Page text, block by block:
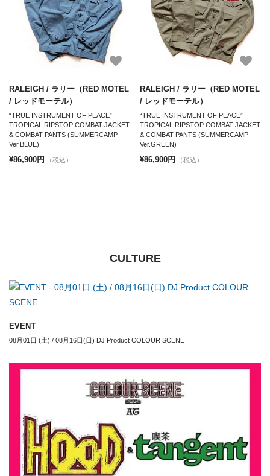
RALEIGH / ラリー（RED MOTEL
/ レッドモーテル）
“TRUE INSTRUMENT OF PEACE”
TROPICAL RIPSTOP COMBAT JACKET
& COMBAT PANTS (SUMMERCAMP
Ver.BLUE)
¥86,900円 （税込）
RALEIGH / ラリー（RED MOTEL
/ レッドモーテル）
“TRUE INSTRUMENT OF PEACE”
TROPICAL RIPSTOP COMBAT JACKET
& COMBAT PANTS (SUMMERCAMP
Ver.GREEN)
¥86,900円 （税込）
CULTURE
EVENT
08月01日 (土) / 08月16日(日) DJ Product COLOUR SCENE